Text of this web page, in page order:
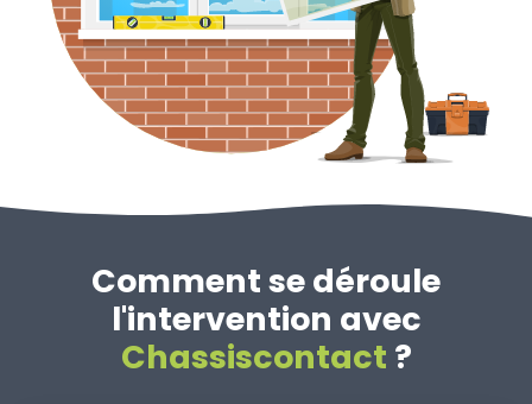
Comment se déroule
l'intervention avec
Chassiscontact ?